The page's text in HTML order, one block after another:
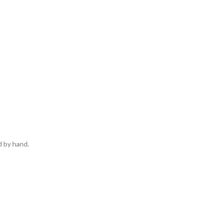
by hand.